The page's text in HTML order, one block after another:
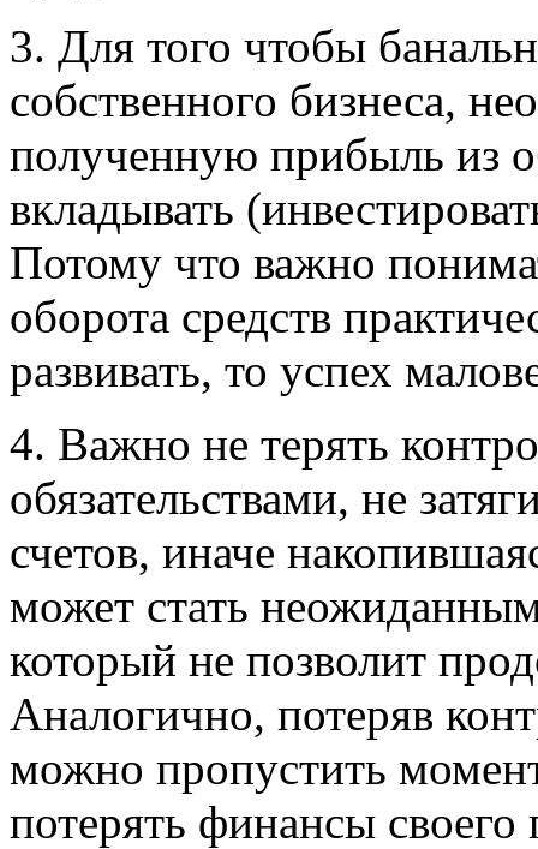
3. Для того чтобы
собственного бизнеса,
полученную прибыль из
вкладывать
Потому что важно
оборота средств
развивать, то успех
4. Важно не терять
обязательствами, не
счетов, иначе
может стать
который не позволит
Аналогично, потеряв
можно пропустить
потерять финансы своего